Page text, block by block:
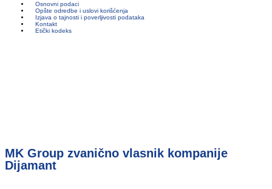
Osnovni podaci
Opšte odredbe i uslovi korišćenja
Izjava o tajnosti i poverljivosti podataka
Kontakt
Etički kodeks
MK Group zvanično vlasnik kompanije
Dijamant